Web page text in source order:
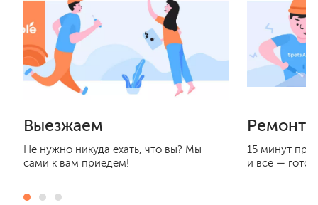
Выезжаем
Не нужно никуда ехать, что вы? Мы
сами к вам приедем!
15 минут
и все —